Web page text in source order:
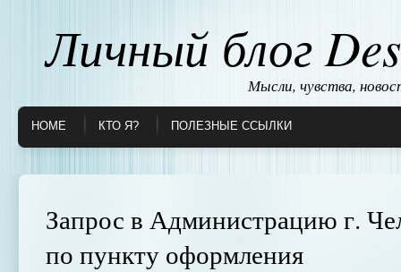
Личный блог
Мысли, чувства,
HOME КТО Я? ПОЛЕЗНЫЕ ССЫЛКИ
Запрос в Администрацию г.
по пункту оформления